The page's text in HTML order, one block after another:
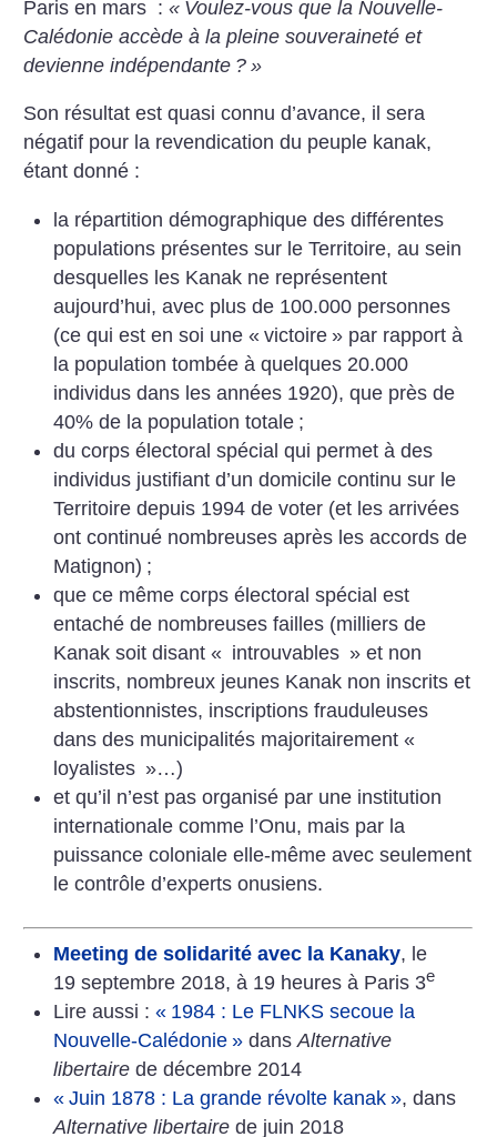
Paris en mars :« Voulez-vous que la Nouvelle-
Calédonie accède à la pleine souveraineté et
devienne indépendante ? »
Son résultat est quasi connu d’avance, il sera
négatif pour la revendication du peuple kanak,
étant donné :
la répartition démographique des différentes
populations présentes sur le Territoire, au sein
desquelles les Kanak ne représentent
aujourd’hui, avec plus de 100.000 personnes
(ce qui est en soi une « victoire » par rapport à
la population tombée à quelques 20.000
individus dans les années 1920), que près de
40% de la population totale ;
du corps électoral spécial qui permet à des
individus justifiant d’un domicile continu sur le
Territoire depuis 1994 de voter (et les arrivées
ont continué nombreuses après les accords de
Matignon) ;
que ce même corps électoral spécial est
entaché de nombreuses failles (milliers de
Kanak soit disant « introuvables » et non
inscrits, nombreux jeunes Kanak non inscrits et
abstentionnistes, inscriptions frauduleuses
dans des municipalités majoritairement «
loyalistes »…)
et qu’il n’est pas organisé par une institution
internationale comme l’Onu, mais par la
puissance coloniale elle-même avec seulement
le contrôle d’experts onusiens.
Meeting de solidarité avec la Kanaky, le
19 septembre 2018, à 19 heures à Paris 3e
Lire aussi : « 1984 : Le FLNKS secoue la
Nouvelle-Calédonie »dans Alternative
libertairede décembre 2014
« Juin 1878 : La grande révolte kanak », dans
Alternative libertairede juin 2018